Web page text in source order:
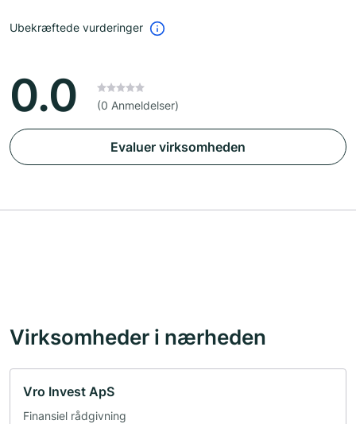
Ubekræftede vurderinger
0.0 (0 Anmeldelser)
Evaluer virksomheden
Virksomheder i nærheden
Vro Invest ApS
Finansiel rådgivning